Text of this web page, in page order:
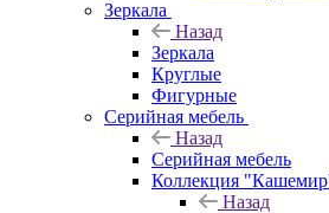
Зеркала
Назад
Зеркала
Круглые
Фигурные
Серийная мебель
Назад
Серийная мебель
Коллекция
Назад